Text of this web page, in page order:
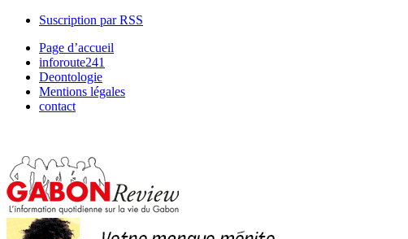
Suscription par RSS
Page d’accueil
inforoute241
Deontologie
Mentions légales
contact